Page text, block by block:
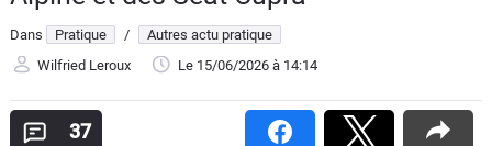
d'achat
Electriques
Utilitaires
Dans Pratique /
Autres actu pratique
Wilfried Leroux
Le 15/06/2026 à 14:14
37